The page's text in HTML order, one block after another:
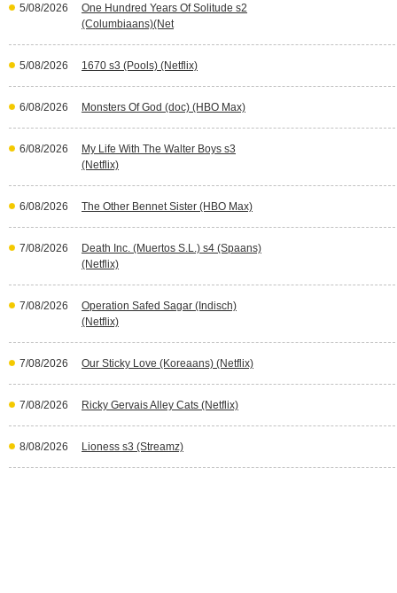
5/08/2026
One Hundred Years Of Solitude s2
(Columbiaans)(Net
5/08/2026 1670 s3 (Pools) (Netflix)
6/08/2026 Monsters Of God (doc) (HBO Max)
6/08/2026
My Life With The Walter Boys s3
(Netflix)
6/08/2026 The Other Bennet Sister (HBO Max)
7/08/2026
Death Inc. (Muertos S.L.) s4 (Spaans)
(Netflix)
7/08/2026
Operation Safed Sagar (Indisch)
(Netflix)
7/08/2026 Our Sticky Love (Koreaans) (Netflix)
7/08/2026 Ricky Gervais Alley Cats (Netflix)
8/08/2026 Lioness s3 (Streamz)